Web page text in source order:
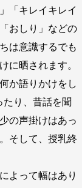
「キレイキレイ
おしり」などの
は意識するでも
に晒されます。
か語りかけをし
たり、昔話を聞
の声掛けはあっ
そして、授乳終
よって幅はあり